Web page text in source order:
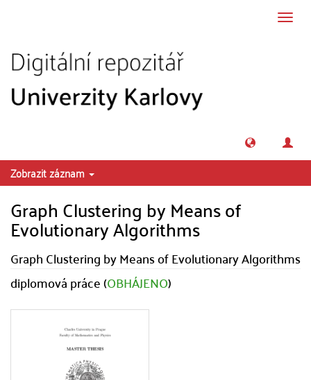
Zobrazit záznam
Graph Clustering by Means of
Evolutionary Algorithms
Graph Clustering by Means of Evolutionary Algorithms
diplomová práce (OBHÁJENO)